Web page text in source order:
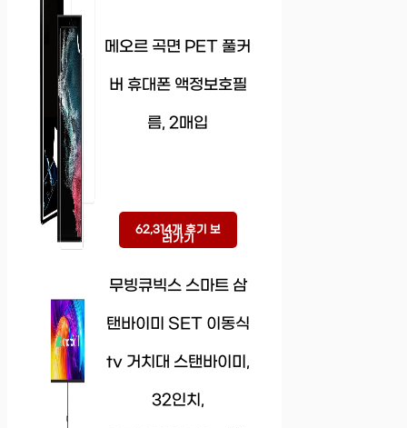
메오르 곡면 PET 풀커
버 휴대폰 액정보호필
름, 2매입
62,314개 후기 보
러가기
무빙큐빅스 스마트 삼
탠바이미 SET 이동식
tv 거치대 스탠바이미,
32인치,